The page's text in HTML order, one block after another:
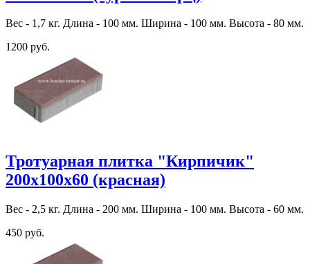
Вес - 1,7 кг. Длина - 100 мм. Ширина - 100 мм. Высота - 80 мм.
1200 руб.
Тротуарная плитка "Кирпичик"
200х100х60 (красная)
Вес - 2,5 кг. Длина - 200 мм. Ширина - 100 мм. Высота - 60 мм.
450 руб.